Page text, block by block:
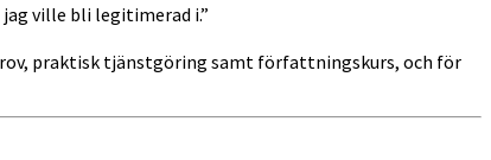
ville bli legitimerad i.”
praktisk tjänstgöring samt författningskurs, och för